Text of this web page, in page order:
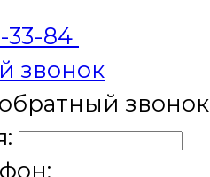
33-84
звонок
звонок